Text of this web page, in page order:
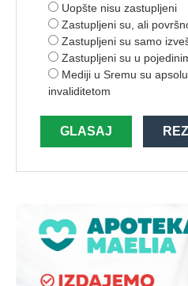
Uopšte nisu zastupljeni
Zastupljeni su, ali
Zastupljeni su samo
Zastupljeni su u
Mediji u Sremu su
invaliditetom
GLASAJ